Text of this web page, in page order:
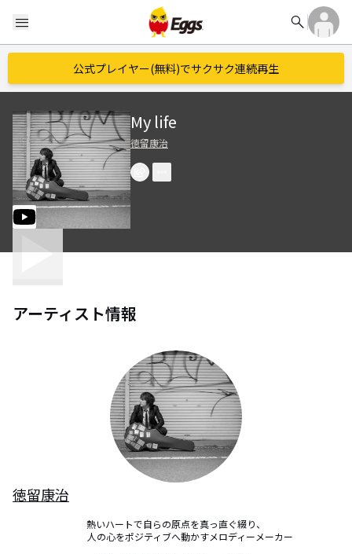
menu search
公式プレイヤー(無料)でサクサク連続再生
My life
徳留康治
アーティスト情報
徳留康治
熱いハートで自らの原点を真っ直ぐ綴り、
人の心をポジティブへ動かすメロディーメーカー